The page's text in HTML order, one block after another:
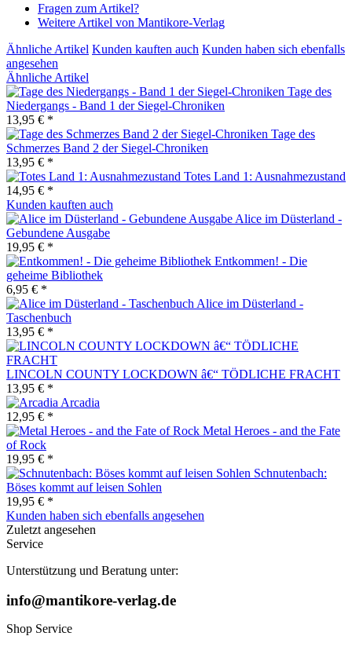
Fragen zum Artikel?
Weitere Artikel von Mantikore-Verlag
Ähnliche Artikel Kunden kauften auch Kunden haben sich ebenfalls
angesehen
Ähnliche Artikel
Tage des
Niedergangs - Band 1 der Siegel-Chroniken
13,95 € *
Tage des
Schmerzes Band 2 der Siegel-Chroniken
13,95 € *
Totes Land 1: Ausnahmezustand
14,95 € *
Kunden kauften auch
Alice im Düsterland -
Gebundene Ausgabe
19,95 € *
Entkommen! - Die
geheime Bibliothek
6,95 € *
Alice im Düsterland -
Taschenbuch
13,95 € *
LINCOLN COUNTY LOCKDOWN â€“ TÖDLICHE FRACHT
13,95 € *
Arcadia
12,95 € *
Metal Heroes - and the Fate
of Rock
19,95 € *
Schnutenbach:
Böses kommt auf leisen Sohlen
19,95 € *
Kunden haben sich ebenfalls angesehen
Zuletzt angesehen
Service
Unterstützung und Beratung unter:
info@mantikore-verlag.de
Shop Service